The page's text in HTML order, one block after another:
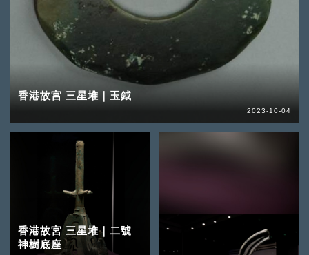
香港故宮 三星堆｜玉鉞
2023-10-04
香港故宮 三星堆｜二號
神樹底座